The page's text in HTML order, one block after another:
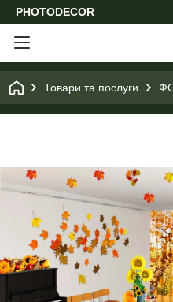
PHOTODECOR
Товари та послуги